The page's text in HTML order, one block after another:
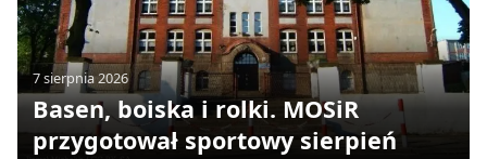
7 sierpnia 2026
Basen, boiska i rolki. MOSiR
przygotował sportowy sierpień